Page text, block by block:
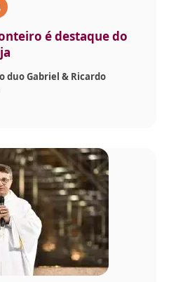
é destaque do
duo Gabriel & Ricardo